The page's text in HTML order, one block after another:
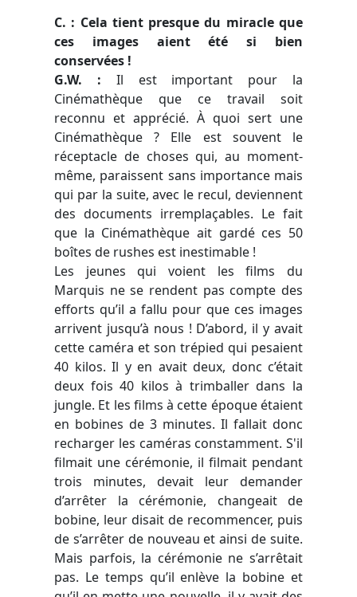
C. : Cela tient presque du miracle que
ces images aient été si bien
conservées !
G.W. :
Il est important pour la
Cinémathèque que ce travail soit
reconnu et apprécié. À quoi sert une
Cinémathèque ? Elle est souvent le
réceptacle de choses qui, au moment-
même, paraissent sans importance mais
qui par la suite, avec le recul, deviennent
des documents irremplaçables. Le fait
que la Cinémathèque ait gardé ces 50
boîtes de rushes est inestimable !
Les jeunes qui voient les films du
Marquis ne se rendent pas compte des
efforts qu’il a fallu pour que ces images
arrivent jusqu’à nous ! D’abord, il y avait
cette caméra et son trépied qui pesaient
40 kilos. Il y en avait deux, donc c’était
deux fois 40 kilos à trimballer dans la
jungle. Et les films à cette époque étaient
en bobines de 3 minutes. Il fallait donc
recharger les caméras constamment. S'il
filmait une cérémonie, il filmait pendant
trois minutes, devait leur demander
d’arrêter la cérémonie, changeait de
bobine, leur disait de recommencer, puis
de s’arrêter de nouveau et ainsi de suite.
Mais parfois, la cérémonie ne s’arrêtait
pas. Le temps qu’il enlève la bobine et